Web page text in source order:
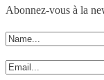
Abonnez-vous à la